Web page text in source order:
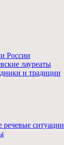
России
лауреаты
и традиции
речевые ситуации